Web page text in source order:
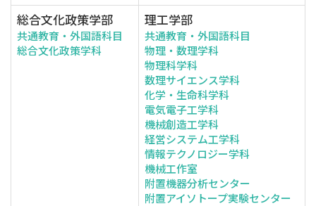
総合文化政策学部
共通教育・外国語科目
総合文化政策学科
理工学部
共通教育・外国語科目
物理・数理学科
物理科学科
数理サイエンス学科
化学・生命科学科
電気電子工学科
機械創造工学科
経営システム工学科
情報テクノロジー学科
機械工作室
附置機器分析センター
附置アイソトープ実験センター